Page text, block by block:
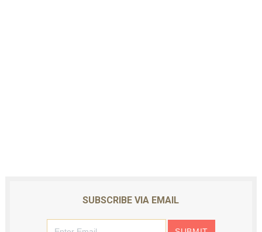
SUBSCRIBE VIA EMAIL